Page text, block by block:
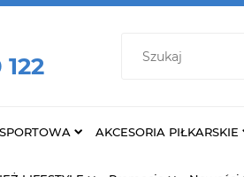
122
AKCESORIA PIŁKARSKIE